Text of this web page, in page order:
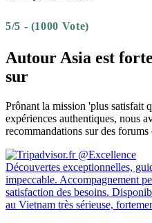
5/5 - (1000 Vote)
Autour Asia est
sur
Prônant la mission 'plus satisfait
expériences authentiques, nous
recommandations sur des forums
Découvertes exceptionnelles,
impeccable. Accompagnement
satisfaction des besoins.
au Vietnam très sérieuse,